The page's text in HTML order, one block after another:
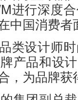
进行深度
中国消费者
类设计师
产品和设
，为品牌